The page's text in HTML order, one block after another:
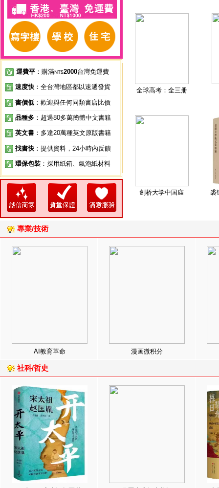
運費平 ：購滿NT$2000台灣免運費
速度快 ：全台灣地區都以速遞發貨
書價低 ：歡迎與任何同類書店比價
品種多 ：超過80多萬簡體中文書籍
英文書 ：多達20萬種英文原版書籍
找書快 ：提供資料，24小時內反饋
環保包裝 ：採用紙箱、氣泡紙材料
全球高考：全三册
剑桥大学中国庙 裘
專業/技術
AI教育革命 漫画微积分
社科/哲史